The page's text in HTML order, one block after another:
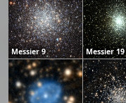
Messier 9 Messier 19